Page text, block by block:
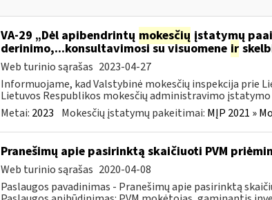
VA-29 „Dėl apibendrintų mokesčių įstatymų
derinimo,...konsultavimosi su visuomene ir
Web turinio sąrašas 2023-04-27
Informuojame, kad Valstybinė mokesčių inspekcija prie
Lietuvos Respublikos mokesčių administravimo įstatymo
Metai: 2023 Mokesčių įstatymų pakeitimai: MĮP 2021 »
Pranešimų apie pasirinktą skaičiuoti PVM
Web turinio sąrašas 2020-04-08
Paslaugos pavadinimas - Pranešimų apie pasirinktą